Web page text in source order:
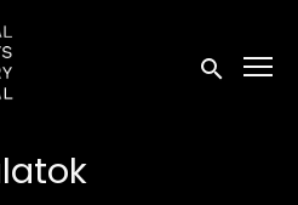
linkek
Keresés